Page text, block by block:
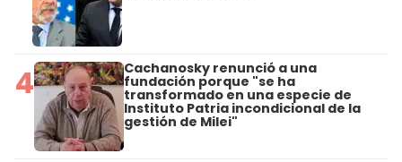
4 Cachanosky renunció a una
fundación porque "se ha
transformado en una especie de
Instituto Patria incondicional de la
gestión de Milei"